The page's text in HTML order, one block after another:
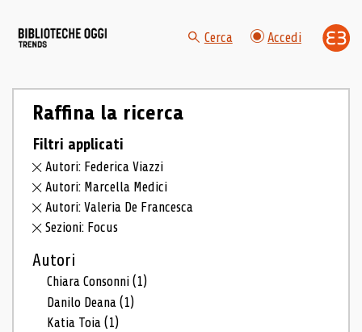
Cerca Accedi
Raffina la ricerca
Filtri applicati
Autori: Federica Viazzi
Autori: Marcella Medici
Autori: Valeria De Francesca
Sezioni: Focus
Autori
Chiara Consonni(1)
Danilo Deana(1)
Katia Toia(1)